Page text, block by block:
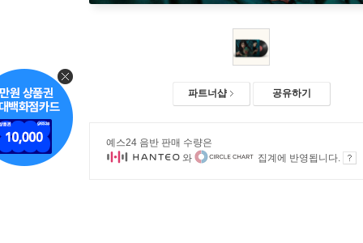
파트너샵 공유하기
예스24 음반 판매 수량은
와
집계에 반영됩니다.